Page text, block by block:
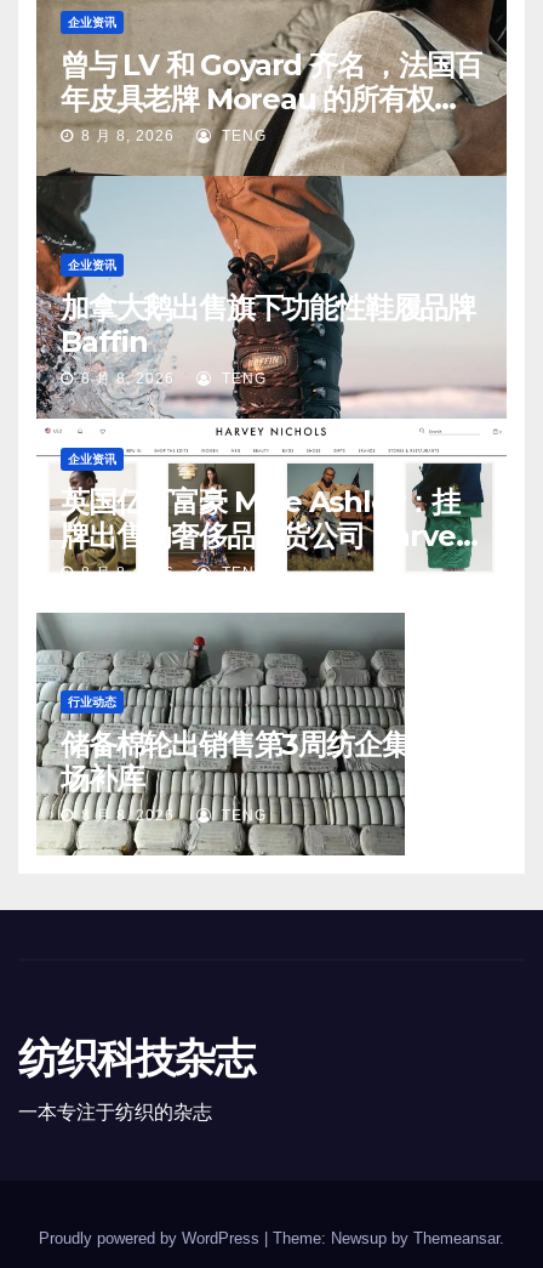
企业资讯
曾与 LV 和 Goyard 齐名 ，法国百
年皮具老牌 Moreau 的所有权易
手8 月 8, 2026 TENG
企业资讯
加拿大鹅出售旗下功能性鞋履品牌
Baffin
8 月 8, 2026 TENG
企业资讯
英国亿万富豪 Mike Ashley：挂
牌出售的奢侈品百货公司 Harvey
Nichols 正陷入“死亡螺旋”
8 月 8, 2026 TENG
行业动态
储备棉轮出销售第3周纺企集中入
场补库
8 月 8, 2026 TENG
纺织科技杂志
一本专注于纺织的杂志
Proudly powered by WordPress Theme: Newsup by Themeansar.